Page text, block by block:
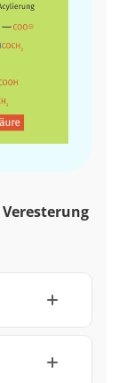
Veresterung